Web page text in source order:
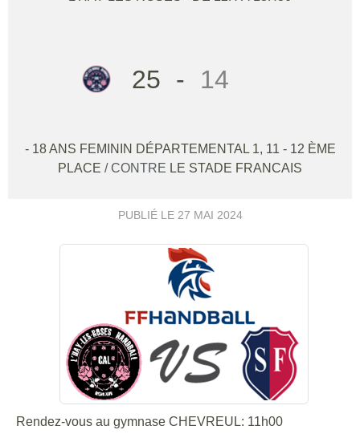
25 - 14
- 18 ANS FEMININ DÉPARTEMENTAL 1, 11 - 12 ÈME
PLACE / CONTRE LE STADE FRANCAIS
PUBLIÉ LE 27 MAI 2024
Rendez-vous au gymnase CHEVREUL: 11h00